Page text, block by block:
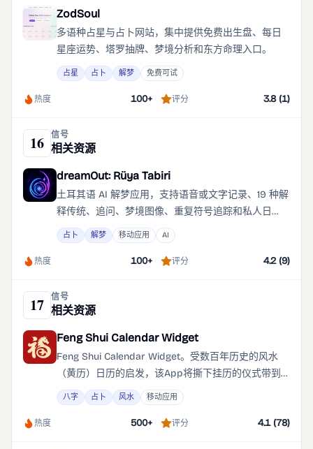
ZodSoul
多语种占星与占卜网站，集中提供免费出生盘、每日
星座运势、塔罗抽牌、梦境分析和东方命理入口。
占星 占卜 解梦 免费可试
热度 100+ 评分 3.8 (1)
16 信号
相关资源
dreamOut: Rüya Tabiri
土耳其语 AI 解梦应用，支持语音或文字记录、19 种解
释传统、追问、梦境图像、重复符号追踪和私人日
记。
占卜 解梦 移动应用 AI
热度 100+ 评分 4.2 (9)
17 信号
相关资源
Feng Shui Calendar Widget
Feng Shui Calendar Widget。受数百年历史的风水
（黄历）日历的启发，该App将撕下挂历的仪式带到
您的数字家庭。日常中国智慧俏皮话 风水日历以干
净、优雅的美学设计，融合了传统与现代简约主义。
八字 占卜 风水 移动应用
热度 500+ 评分 4.1 (78)